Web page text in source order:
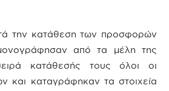
την κατάθεση των προσφορών
από τα μέλη της
κατάθεσής τους όλοι οι
και καταγράφηκαν τα στοιχεία